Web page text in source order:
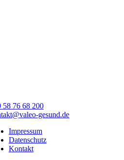
58 76 68 200
gesund.de
Impressum
Datenschutz
Kontakt